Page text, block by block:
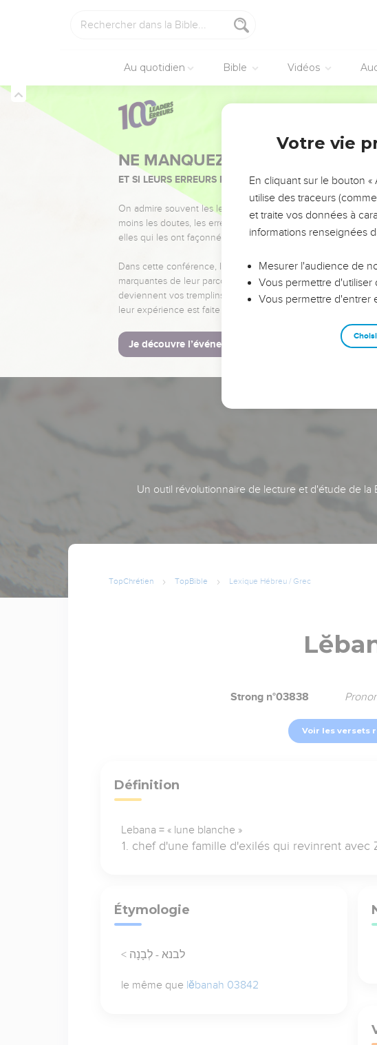
Au quotidien Bible Vidéos
NE MANQUEZ PAS L’ÉVÉNEMENT
ET SI LEURS ERREURS POUVAIENT VOUS ÉVITER LES
On admire souvent les leaders pour leurs réussites, leur
moins les doutes, les erreurs et les saisons difficiles qu'ils ont
elles qui les ont façonnés.
Dans cette conférence, leaders, entrepreneurs, et
marquantes de leur parcours et les clés pour avancer avec
deviennent vos tremplins. Que vous guidiez un ministère,
leur expérience est faite pour vous.
Je découvre l’événement
Un outil révolutionnaire de lecture et d'étude de
TopChrétien TopBible Lexique Hébreu / Grec
Strong n°03838
Voir les versets
Définition
Lebana = « lune blanche »
chef d'une famille d'exilés qui revinrent avec
Étymologie
< לבנא - לְבָנָה
le même que lĕbanah 03842
Votre vie
En cliquant sur le bouton
utilise des traceurs
et traite vos données à
informations renseignées
Mesurer l'audience de
Vous permettre
Vous permettre d'entrer